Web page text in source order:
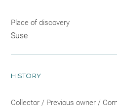
Place of discovery
Suse
HISTORY
Collector / Previous owner /